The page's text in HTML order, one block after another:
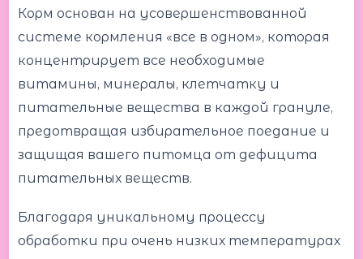
Корм основан на усовершенствованной
системе кормления «все в одном», которая
концентрирует все необходимые
витамины, минералы, клетчатку и
питательные вещества в каждой грануле,
предотвращая избирательное поедание и
защищая вашего питомца от дефицита
питательных веществ.
Благодаря уникальному процессу
обработки при очень низких температурах